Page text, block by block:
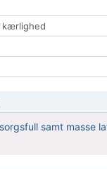
kærlighed
samt masse